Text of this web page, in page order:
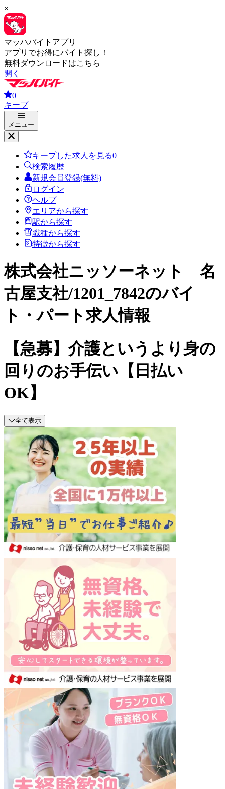
×
マッハバイトアプリ
アプリでお得にバイト探し！
無料ダウンロードはこちら
開く
0
キープ
メニュー
キープした求人を見る0
検索履歴
新規会員登録(無料)
ログイン
ヘルプ
エリアから探す
駅から探す
職種から探す
特徴から探す
株式会社ニッソーネット 名
古屋支社/1201_7842のバイ
ト・パート求人情報
【急募】介護というより身の
回りのお手伝い【日払い
OK】
全て表示